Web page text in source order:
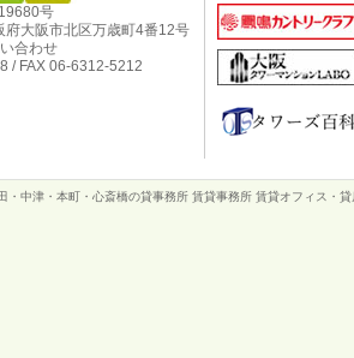
号
大阪市北区万歳町4番12号
合わせ
/ FAX 06-6312-5212
・中津・本町・心斎橋の貸事務所 賃貸事務所 賃貸オフィス・